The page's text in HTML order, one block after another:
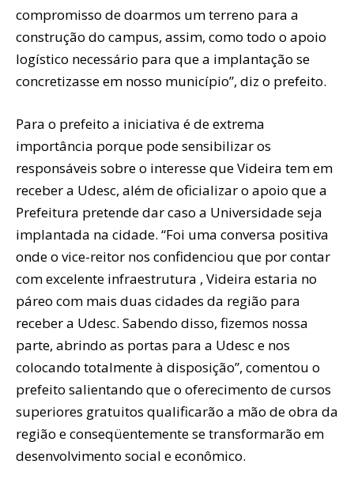
compromisso de doarmos um terreno para a
construção do campus, assim, como todo o apoio
logístico necessário para que a implantação se
concretizasse em nosso município”, diz o prefeito.
Para o prefeito a iniciativa é de extrema
importância porque pode sensibilizar os
responsáveis sobre o interesse que Videira tem em
receber a Udesc, além de oficializar o apoio que a
Prefeitura pretende dar caso a Universidade seja
implantada na cidade. “Foi uma conversa positiva
onde o vice-reitor nos confidenciou que por contar
com excelente infraestrutura , Videira estaria no
páreo com mais duas cidades da região para
receber a Udesc. Sabendo disso, fizemos nossa
parte, abrindo as portas para a Udesc e nos
colocando totalmente à disposição”, comentou o
prefeito salientando que o oferecimento de cursos
superiores gratuitos qualificarão a mão de obra da
região e conseqüentemente se transformarão em
desenvolvimento social e econômico.